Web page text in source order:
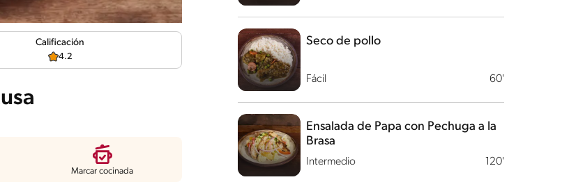
Calificación
4.2
Marcar cocinada
Fácil 60'
Seco de pollo
Intermedio 120'
Ensalada de Papa con Pechuga a la
Brasa